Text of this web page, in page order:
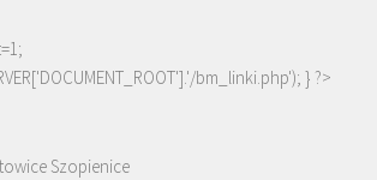
bm_linki.php'); } ?>
Szopienice